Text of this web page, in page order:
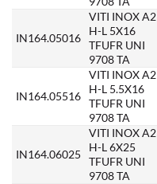
IN164.05016
VITI INOX A2
H-L 5X16
TFUFR UNI
9708 TA
IN164.05516
VITI INOX A2
H-L 5.5X16
TFUFR UNI
9708 TA
IN164.06025
VITI INOX A2
H-L 6X25
TFUFR UNI
9708 TA